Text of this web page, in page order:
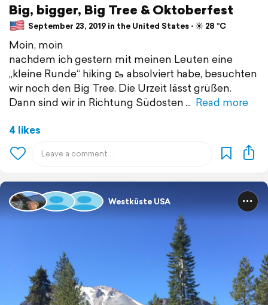
Big, bigger, Big Tree & Oktoberfest
September 23, 2019 in the United States ⋅ ☀️ 28 °C
Moin, moin
nachdem ich gestern mit meinen Leuten eine
„kleine Runde“ hiking 🥾 absolviert habe, besuchten
wir noch den Big Tree. Die Urzeit lässt grüßen.
Dann sind wir in Richtung Südosten
Read more
4 likes
Westküste USA